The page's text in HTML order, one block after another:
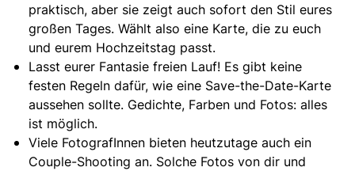
praktisch, aber sie zeigt auch sofort den Stil eures
großen Tages. Wählt also eine Karte, die zu euch
und eurem Hochzeitstag passt.
Lasst eurer Fantasie freien Lauf! Es gibt keine
festen Regeln dafür, wie eine Save-the-Date-Karte
aussehen sollte. Gedichte, Farben und Fotos: alles
ist möglich.
Viele FotografInnen bieten heutzutage auch ein
Couple-Shooting an. Solche Fotos von dir und